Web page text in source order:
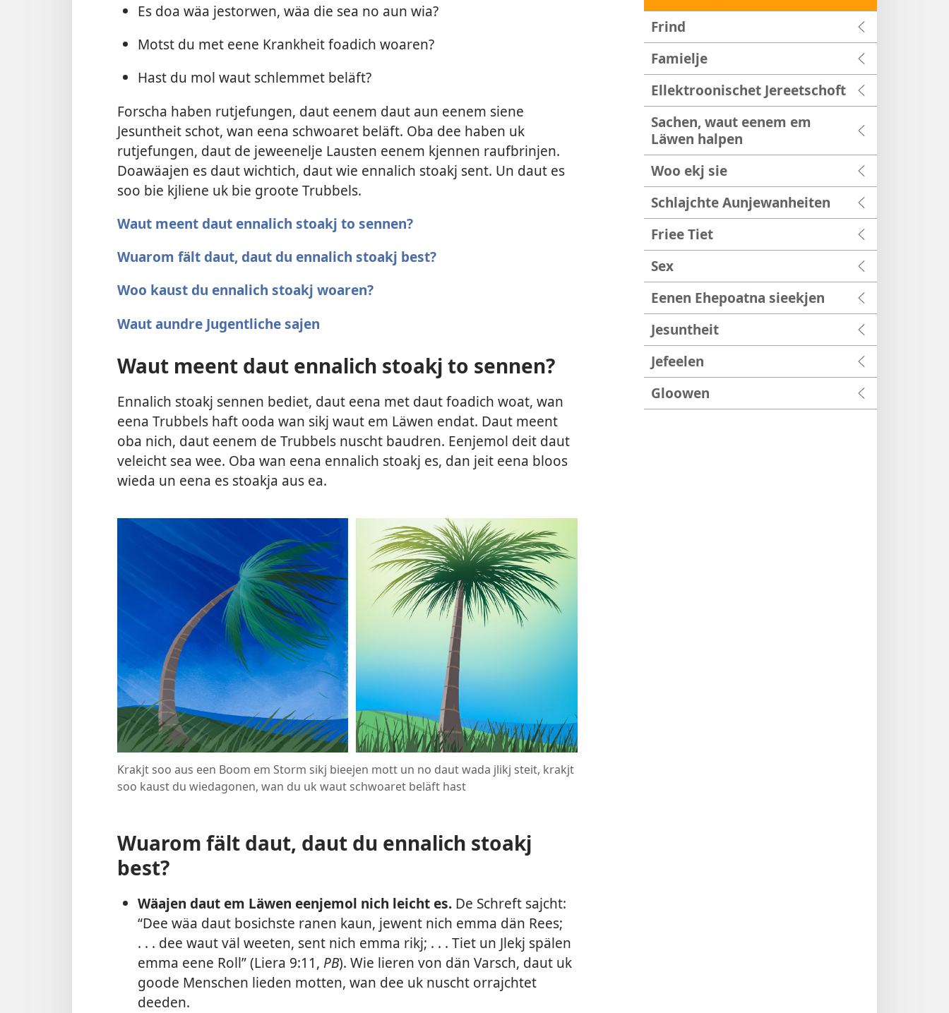
Es doa wäa jestorwen, wäa die sea no aun wia?
Motst du met eene Krankheit foadich woaren?
Hast du mol waut schlemmet beläft?
Forscha haben rutjefungen, daut eenem daut aun eenem siene
Jesuntheit schot, wan eena schwoaret beläft. Oba dee haben uk
rutjefungen, daut de jeweenelje Lausten eenem kjennen raufbrinjen.
Doawäajen es daut wichtich, daut wie ennalich stoakj sent. Un daut es
soo bie kjliene uk bie groote Trubbels.
Waut meent daut ennalich stoakj to sennen?
Wuarom fält daut, daut du ennalich stoakj best?
Woo kaust du ennalich stoakj woaren?
Waut aundre Jugentliche sajen
Waut meent daut ennalich stoakj to sennen?
Ennalich stoakj sennen bediet, daut eena met daut foadich woat, wan
eena Trubbels haft ooda wan sikj waut em Läwen endat. Daut meent
oba nich, daut eenem de Trubbels nuscht baudren. Eenjemol deit daut
veleicht sea wee. Oba wan eena ennalich stoakj es, dan jeit eena bloos
wieda un eena es stoakja aus ea.
Krakjt soo aus een Boom em Storm sikj bieejen mott un no daut wada jlikj steit, krakjt
soo kaust du wiedagonen, wan du uk waut schwoaret beläft hast
Wuarom fält daut, daut du ennalich stoakj
best?
Wäajen daut em Läwen eenjemol nich leicht es.De Schreft sajcht:
“Dee wäa daut bosichste ranen kaun, jewent nich emma dän Rees;
. . . dee waut väl weeten, sent nich emma rikj; . . . Tiet un Jlekj spälen
emma eene Roll” (Liera 9:11, PB). Wie lieren von dän Varsch, daut uk
goode Menschen lieden motten, wan dee uk nuscht orrajchtet
deeden.
Frind
Famielje
Ellektroonischet Jereetschoft
Sachen, waut eenem em
Läwen halpen
Woo ekj sie
Schlajchte Aunjewanheiten
Friee Tiet
Sex
Eenen Ehepoatna sieekjen
Jesuntheit
Jefeelen
Gloowen